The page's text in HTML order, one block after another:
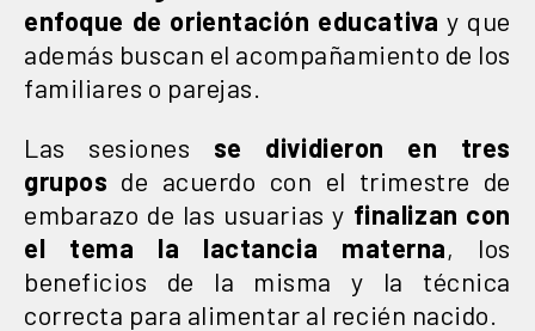
enfoque de orientación educativa y que
además buscan el acompañamiento de los
familiares o parejas.
Las sesiones se dividieron en tres
grupos de acuerdo con el trimestre de
embarazo de las usuarias y finalizan con
el tema la lactancia materna, los
beneficios de la misma y la técnica
correcta para alimentar al recién nacido.